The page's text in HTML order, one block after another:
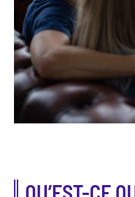
QU’EST-CE